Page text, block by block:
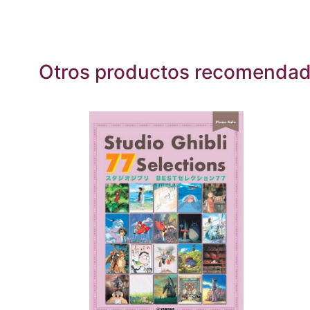
Otros productos